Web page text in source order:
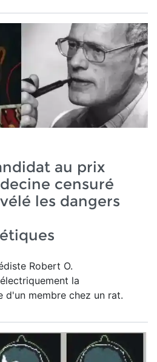
au prix
censuré
les dangers
Robert O.
la
d'un membre chez un rat.